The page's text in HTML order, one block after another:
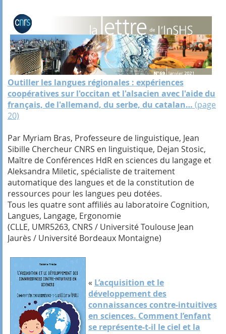
Outiller les langues régionales : expériences
coopératives sur l'occitan et l'alsacien avec l'aide du
français, de l'allemand, du serbe, du catalan… (page
20)
Par Myriam Bras, Professeure de linguistique, Jean
Sibille Chercheur CNRS en linguistique, Dejan Stosic,
Maître de Conférences HdR en sciences du langage et
Aleksandra Miletic, spécialiste de traitement
automatique des langues et de la constitution de
ressources pour les langues peu dotées.
Tous les quatre sont affiliés au laboratoire Cognition,
Langues, Langage, Ergonomie
(CLLE, UMR5263, CNRS / Université Toulouse Jean
Jaurès / Université Bordeaux Montaigne)
« L’acquisition et le
développement des
connaissances contre-intuitives
en sciences. Comment l’enfant
se représente-t-il le ciel et la